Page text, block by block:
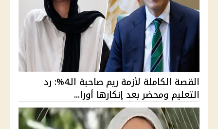
القصة الكاملة لأزمة ريم صاحبة الـ4%: رد
التعليم ومحضر بعد إنكارها أورا...